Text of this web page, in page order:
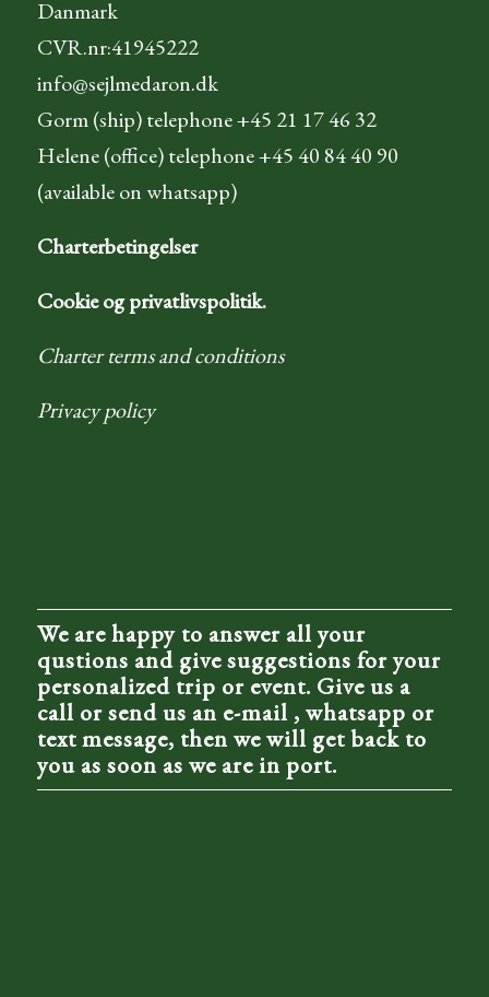
Danmark
CVR.nr:41945222
info@sejlmedaron.dk
Gorm (ship) telephone +45 21 17 46 32
Helene (office) telephone +45 40 84 40 90
(available on whatsapp)
Charterbetingelser
Cookie og privatlivspolitik.
Charter terms and conditions
Privacy policy
We are happy to answer all your
qustions and give suggestions for your
personalized trip or event. Give us a
call or send us an e-mail , whatsapp or
text message, then we will get back to
you as soon as we are in port.